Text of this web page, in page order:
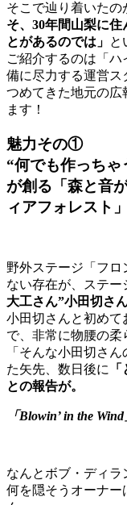
そこで辿り着いたの
そ、30年間山梨に
とがあるのでは」 と
ご紹介するのは「ハ
備に尽力する運営ス
つめてきた地元の広
ます！
魅力その①
“何でも作っち
が創る「森と音
ィアフォレスト」
野外ステージ「フ
ない存在が、ステー
大工さん”小田切さ
小田切さんと初めて
で、非常に物腰の柔
「そんな小田切さ
た矢先、数日後に
との報告が。
「Blowin’ in the Wind
なんとボブ・ディラ
何を隠そうオーナー